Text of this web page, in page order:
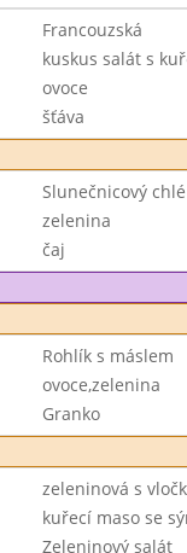
Francouzská
kuskus salát s
ovoce
šťáva
Slunečnicový
zelenina
čaj
Rohlík s máslem
ovoce,zelenina
Granko
zeleninová s
kuřecí maso se
Zeleninový salát